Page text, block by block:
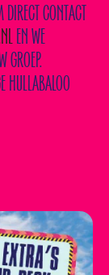
DIRECT CONTACT
EN WE
GROEP.
HULLABALOO